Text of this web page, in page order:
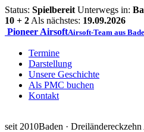
Status: Spielbereit Unterwegs in:
10 + 2 Als nächstes: 19.09.2026
Pioneer AirsoftAirsoft-Team aus
Termine
Darstellung
Unsere Geschichte
Als PMC buchen
Kontakt
seit 2010Baden · Dreiländereck